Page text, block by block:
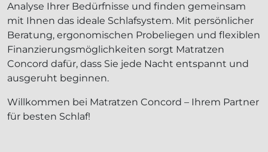
Analyse Ihrer Bedürfnisse und finden gemeinsam
mit Ihnen das ideale Schlafsystem. Mit persönlicher
Beratung, ergonomischen Probeliegen und flexiblen
Finanzierungsmöglichkeiten sorgt Matratzen
Concord dafür, dass Sie jede Nacht entspannt und
ausgeruht beginnen.
Willkommen bei Matratzen Concord – Ihrem Partner
für besten Schlaf!